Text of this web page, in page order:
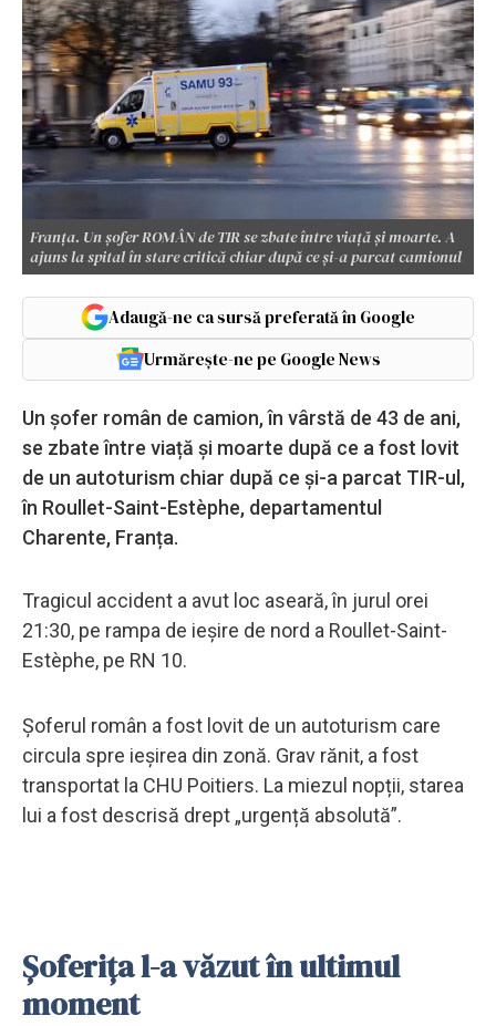
Franța. Un șofer ROMÂN de TIR se zbate între viață și moarte. A
ajuns la spital în stare critică chiar după ce și-a parcat camionul
Adaugă-ne ca sursă preferată în Google
Urmărește-ne pe Google News
Un șofer român de camion, în vârstă de 43 de ani,
se zbate între viață și moarte după ce a fost lovit
de un autoturism chiar după ce și-a parcat TIR-ul,
în Roullet-Saint-Estèphe, departamentul
Charente, Franța.
Tragicul accident a avut loc aseară, în jurul orei
21:30, pe rampa de ieșire de nord a Roullet-Saint-
Estèphe, pe RN 10.
Șoferul român a fost lovit de un autoturism care
circula spre ieșirea din zonă. Grav rănit, a fost
transportat la CHU Poitiers. La miezul nopții, starea
lui a fost descrisă drept „urgență absolută”.
Șoferița l-a văzut în ultimul
moment